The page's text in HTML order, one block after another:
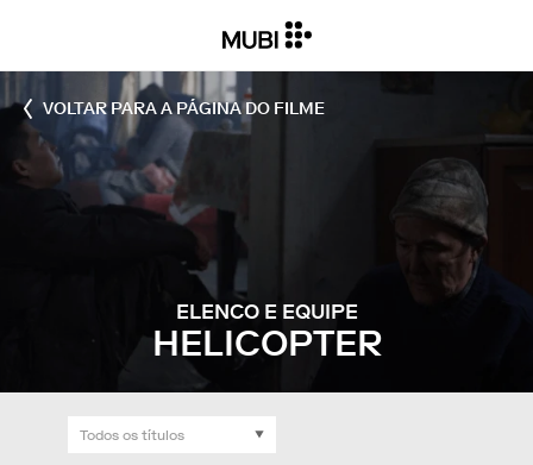
VOLTAR PARA A PÁGINA DO FILME
HELICOPTER
ELENCO E EQUIPE